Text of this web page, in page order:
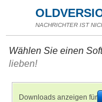
NACHRICHTER IST
Wählen Sie einen
lieben!
Downloads anzeigen für